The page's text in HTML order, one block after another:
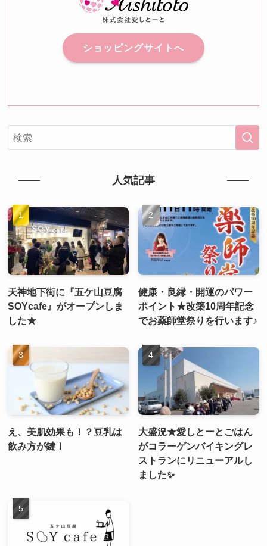
ショッピングサイトへ
人気記事
天神地下街に『五ケ山豆腐
SOYcafe』がオープンしま
した★
健康・良縁・開運のパワー
ポイント★改築10周年記念
でお薬師堂祭りを行います♪
え、美肌効果も！？豆乳は
飲み方が鍵！
大盛況★愛しとーとごはん
がコラーゲンバイキングレ
ストランにリニューアルし
ました✨